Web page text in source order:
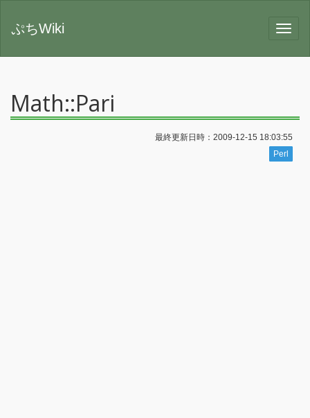
ぷちWiki
Math::Pari
最終更新日時：2009-12-15 18:03:55
Perl